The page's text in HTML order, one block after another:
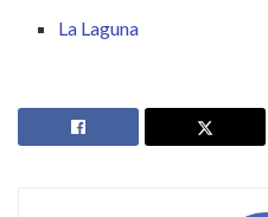
La Laguna